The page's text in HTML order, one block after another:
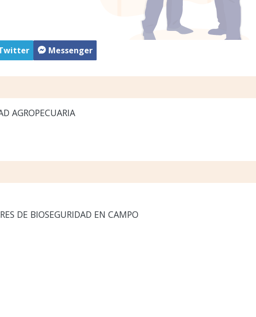
Messenger
AGROPECUARIA
DE BIOSEGURIDAD EN CAMPO